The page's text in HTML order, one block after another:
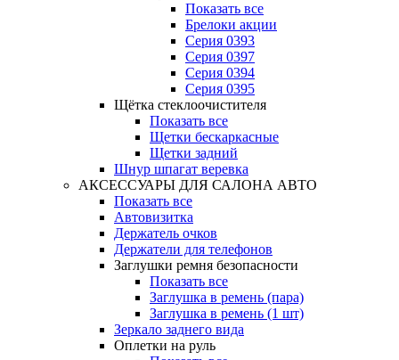
Показать все
Брелоки акции
Серия 0393
Серия 0397
Серия 0394
Серия 0395
Щётка стеклоочистителя
Показать все
Щетки бескаркасные
Щетки задний
Шнур шпагат веревка
АКСЕССУАРЫ ДЛЯ САЛОНА АВТО
Показать все
Автовизитка
Держатель очков
Держатели для телефонов
Заглушки ремня безопасности
Показать все
Заглушка в ремень (пара)
Заглушка в ремень (1 шт)
Зеркало заднего вида
Оплетки на руль